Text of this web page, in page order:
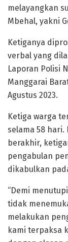
melayangkan
Mbehal, yakni
Ketiganya
verbal yang
Laporan Polisi
Manggarai
Agustus 2023.
​Ketiga warga
selama 58 hari.
berakhir,
pengabulan
dikabulkan
“Demi
tidak
melakukan
kami terpaksa